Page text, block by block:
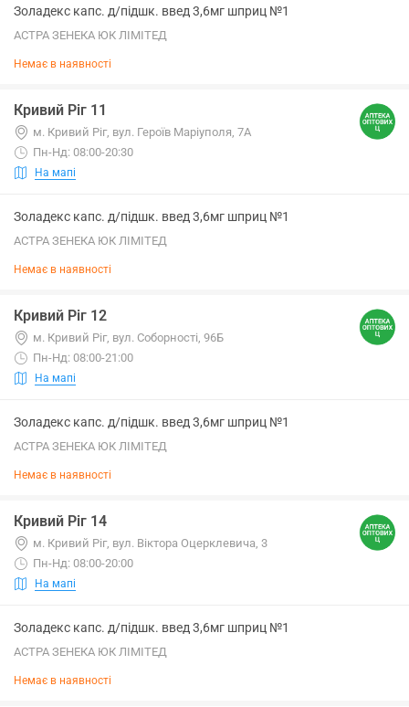
Золадекс капс. д/підшк. введ 3,6мг шприц №1
АСТРА ЗЕНЕКА ЮК ЛІМІТЕД
Немає в наявності
Кривий Ріг 11
м. Кривий Ріг, вул. Героїв Маріуполя, 7А
Пн-Нд: 08:00-20:30
На мапі
Золадекс капс. д/підшк. введ 3,6мг шприц №1
АСТРА ЗЕНЕКА ЮК ЛІМІТЕД
Немає в наявності
Кривий Ріг 12
м. Кривий Ріг, вул. Соборності, 96Б
Пн-Нд: 08:00-21:00
На мапі
Золадекс капс. д/підшк. введ 3,6мг шприц №1
АСТРА ЗЕНЕКА ЮК ЛІМІТЕД
Немає в наявності
Кривий Ріг 14
м. Кривий Ріг, вул. Віктора Оцерклевича, 3
Пн-Нд: 08:00-20:00
На мапі
Золадекс капс. д/підшк. введ 3,6мг шприц №1
АСТРА ЗЕНЕКА ЮК ЛІМІТЕД
Немає в наявності